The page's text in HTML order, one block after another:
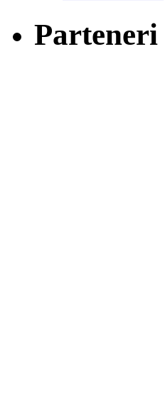
Parteneri